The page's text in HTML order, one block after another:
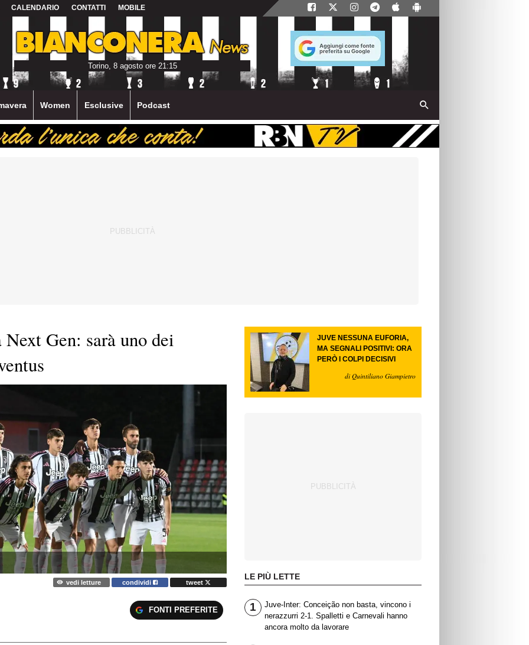
CALENDARIO CONTATTI MOBILE
Torino, 8 agosto ore 21:15
Women Esclusive Podcast
Gen: sarà uno dei
vedi letture condividi tweet
FONTI PREFERITE
JUVE NESSUNA EUFORIA,
MA SEGNALI POSITIVI: ORA
PERÒ I COLPI DECISIVI
di Quintiliano Giampietro
LE PIÙ LETTE
1
Juve-Inter: Conceição non basta, vincono i
nerazzurri 2-1. Spalletti e Carnevali hanno
ancora molto da lavorare